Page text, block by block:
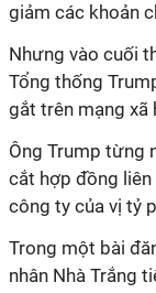
giảm các khoản
Nhưng vào cuối
Tổng thống
gắt trên mạng xã
Ông Trump từng
cắt hợp đồng
công ty của vị tỷ
Trong một bài
nhân Nhà Trắng